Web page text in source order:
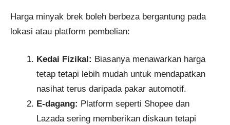
Harga minyak brek boleh berbeza bergantung pada
lokasi atau platform pembelian:
Kedai Fizikal: Biasanya menawarkan harga
tetap tetapi lebih mudah untuk mendapatkan
nasihat terus daripada pakar automotif.
E-dagang: Platform seperti Shopee dan
Lazada sering memberikan diskaun tetapi